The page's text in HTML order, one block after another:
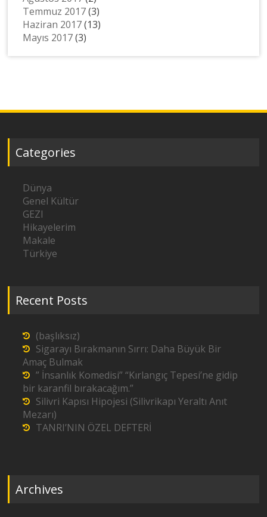
Temmuz 2017(3)
Haziran 2017(13)
Mayıs 2017(3)
Categories
Dünya
Genel Kültür
GEZI
Hikayelerim
Makale
Türkiye
Recent Posts
(başlıksız)
Sigarayı Bırakmanın Sırrı: Daha Büyük Bir
Amaç Bulmak
” İnsanlık Komedisi” “Kırlangıç Tepesi’ne gidip
bir karanfil bırakacağım.”
Silivri Kapısı Hipojesi (Silivrikapı Yeraltı Anıt
Mezarı)
TANRI’NIN ÖZEL DEFTERİ
Archives